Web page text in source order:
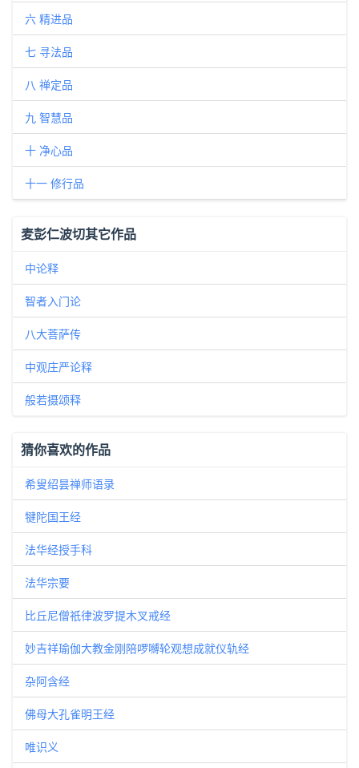
六 精进品
七 寻法品
八 禅定品
九 智慧品
十 净心品
十一 修行品
麦彭仁波切其它作品
中论释
智者入门论
八大菩萨传
中观庄严论释
般若摄颂释
猜你喜欢的作品
希叟绍昙禅师语录
犍陀国王经
法华经授手科
法华宗要
比丘尼僧祇律波罗提木叉戒经
妙吉祥瑜伽大教金刚陪啰嚩轮观想成就仪轨经
杂阿含经
佛母大孔雀明王经
唯识义